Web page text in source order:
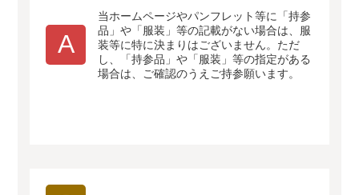
A
当ホームページやパンフレット等に「持参
品」や「服装」等の記載がない場合は、服
装等に特に決まりはございません。ただ
し、「持参品」や「服装」等の指定がある
場合は、ご確認のうえご持参願います。